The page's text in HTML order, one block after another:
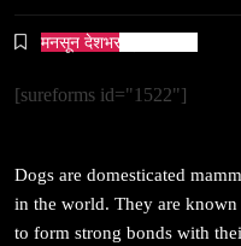
जनकपुर सहित तराई
मनसून देशभर प्रवेश गर्दै ।
[sureforms id="1522"]
Dogs are domesticated
in the world. They are
to form strong bonds with